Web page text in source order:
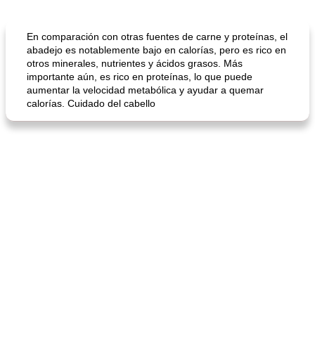
En comparación con otras fuentes de carne y proteínas, el
abadejo es notablemente bajo en calorías, pero es rico en
otros minerales, nutrientes y ácidos grasos. Más
importante aún, es rico en proteínas, lo que puede
aumentar la velocidad metabólica y ayudar a quemar
calorías. Cuidado del cabello